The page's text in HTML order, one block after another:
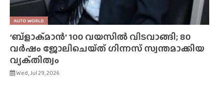
AUTO WORLD
‘ബ്‌ളാക്‌മാൻ’ 100 വയസിൽ വിടവാങ്ങി; 80
വർഷം ജോലിചെയ്‌ത്‌ ഗിന്നസ് സ്വന്തമാക്കിയ
വ്യക്‌തിത്വം
Wed, Jul 29, 2026